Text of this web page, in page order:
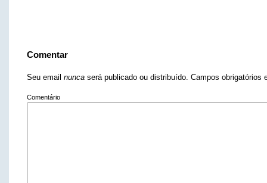
Comentar
Seu email nunca será publicado ou distribuído. Campos
Comentário